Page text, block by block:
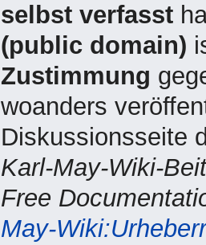
selbst verfasst
(public domain)
Zustimmung
woanders
Diskussionsseite
Karl-May-Wiki-
Free
May-